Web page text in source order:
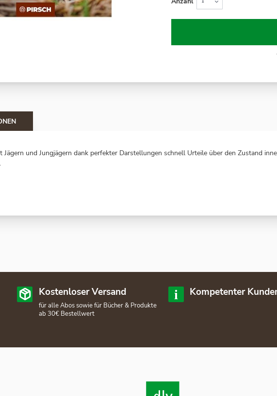
und Jungjägern dank perfekter Darstellungen schnell Urteile über den Zustand
Kostenloser Versand
für alle Abos sowie für Bücher & Produkte
ab 30€ Bestellwert
Kompetenter